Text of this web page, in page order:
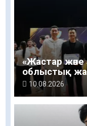
«Жастар және
облыстық
10.08.2026